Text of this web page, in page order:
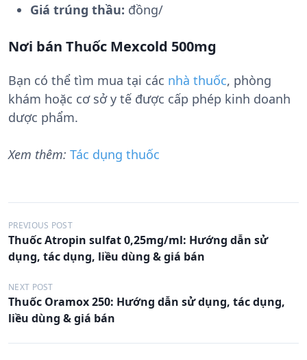
Giá trúng thầu: đồng/
Nơi bán Thuốc Mexcold 500mg
Bạn có thể tìm mua tại các nhà thuốc, phòng
khám hoặc cơ sở y tế được cấp phép kinh doanh
dược phẩm.
Xem thêm: Tác dụng thuốc
Đ
i
u
h
PREVIOUS POST
Thuốc Atropin sulfat 0,25mg/ml: Hướng dẫn sử
dụng, tác dụng, liều dùng & giá bán
NEXT POST
Thuốc Oramox 250: Hướng dẫn sử dụng, tác dụng,
liều dùng & giá bán